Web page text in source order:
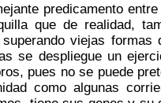
predicamento
que de realidad,
viejas
se despliegue un
pues no se puede
como algunas